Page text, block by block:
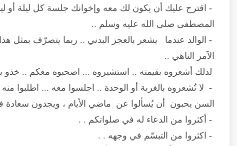
- اقترح عليك أن يكون لك معه وإخوانك جلسة كل ليلة أو
المصطفى صلى الله عليه وسلم ..
- الوالد عندما يشعر بالعجز البدني .. ربما يتصرّف بمثل
الآمر الناهي ..
لذلك أشعروه بقيمته .. استشيروه ... اصحبوه معكم ..
- لا تُشعروه بالغربة أو الوحدة .. اجلسوا معه ... اطلبوا
السن يحبون أن يُسألوا عن ماضي الأيام ، ويجدون
- أكثروا من الدعاء له في صلواتكم . .
- اكثروا من التبسّم في وجهه . .